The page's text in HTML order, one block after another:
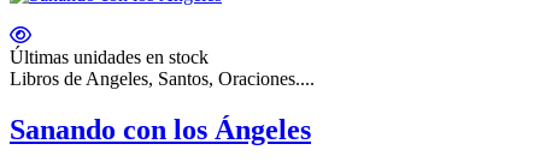
Últimas unidades en stock
Libros de Angeles, Santos, Oraciones....
Sanando con los Ángeles